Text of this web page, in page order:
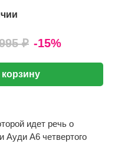
₽ -15%
идет речь о
Ауди А6 четвертого